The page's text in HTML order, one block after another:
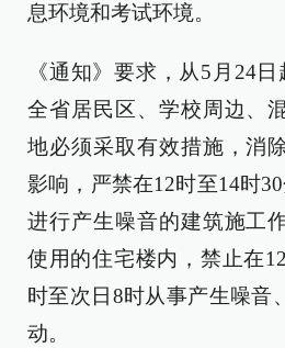
息环境和考试环境。
《通知》要求，从5月24
全省居民区、学校周边、
地必须采取有效措施，消
影响，严禁在12时至14时
进行产生噪音的建筑施工
使用的住宅楼内，禁止在
时至次日8时从事产生噪音
动。